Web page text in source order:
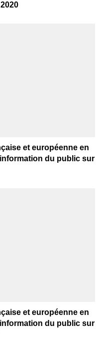
et européenne en
du public sur
et européenne en
du public sur